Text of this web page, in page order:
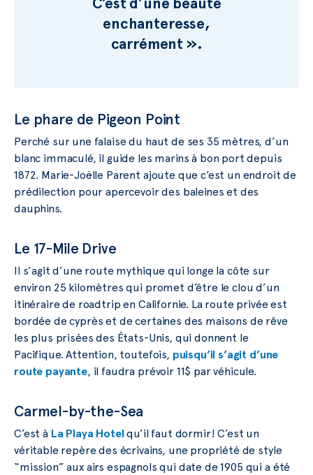
enchanteresse,
carrément ».
Le phare de Pigeon Point
Perché sur une falaise du haut de ses 35 mètres, d’un
blanc immaculé, il guide les marins à bon port depuis
1872. Marie-Joëlle Parent ajoute que c’est un endroit de
prédilection pour apercevoir des baleines et des
dauphins.
Le 17-Mile Drive
Il s’agit d’une route mythique qui longe la côte sur
environ 25 kilomètres qui promet d’être le clou d’un
itinéraire de roadtrip en Californie. La route privée est
bordée de cyprès et de certaines des maisons de rêve
les plus prisées des États-Unis, qui donnent le
Pacifique. Attention, toutefois, puisqu’il s’agit d’une
route payante, il faudra prévoir 11$ par véhicule.
Carmel-by-the-Sea
C’est à La Playa Hotel qu’il faut dormir! C’est un
véritable repère des écrivains, une propriété de style
“mission” aux airs espagnols qui date de 1905 qui a été